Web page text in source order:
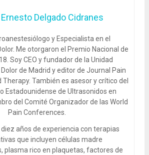
Ernesto Delgado Cidranes
y Especialista en el
Me otorgaron el Premio Nacional de
Soy CEO y fundador de la Unidad
de Madrid y editor de Journal Pain
También es asesor y crítico del
Estadounidense de Ultrasonidos en
del Comité Organizador de las World
Pain Conferences.
años de experiencia con terapias
que incluyen células madre
plasma rico en plaquetas, factores de